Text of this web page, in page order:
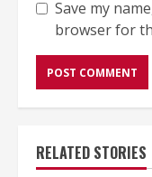
Save my
browser for
RELATED STORIES